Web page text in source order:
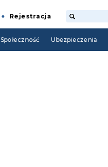
Rejestracja
Społeczność Ubezpieczenia